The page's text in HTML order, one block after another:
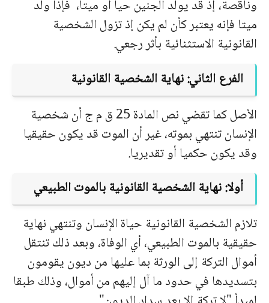
وناقصة، إذ قد یولد الجنین حیا أو میتا، فإذا ولد
میتا فإنه یعتبر كأن لم یكن إذ تزول الشخصیة
القانونیة الاستثنائیة بأثر رجعي.
الفرع الثاني: نهایة الشخصیة القانونیة
الأصل كما تقضي نص المادة 25 ق م ج أن شخصیة
الإنسان تنتهي بموته، غیر أن الموت قد یكون حقیقیا
وقد یكون حكمیا أو تقدیریا.
أولا: نهایة الشخصیة القانونیة بالموت الطبیعي
تلازم الشخصیة القانونیة حیاة الإنسان وتنتهي نهایة
حقیقیة بالموت الطبیعي، أي الوفاة، وبعد ذلك تنتقل
أموال التركة إلى الورثة بما علیها من دیون یقومون
بتسدیدها في حدود ما آل إلیهم من أموال، وذلك طبقا